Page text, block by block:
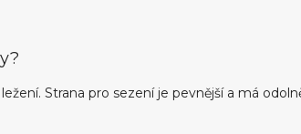
Strana pro sezení je pevnější a má